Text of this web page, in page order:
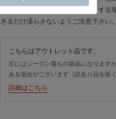
汗や雨などで濡れた場合、色移りす
きるだけ濡らさないようご注意下さい。
こちらはアウトレット品です。
主にはシーズン落ちの新品になります
ある場合がございます（訳あり品を除く
詳細はこちら